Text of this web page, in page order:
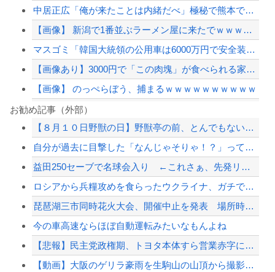
中居正広「俺が来たことは内緒だべ」極秘で熊本でボランティアをしていたｗｗｗｗｗ
【画像】 新潟で1番並ぶラーメン屋に来たでｗｗｗｗｗｗｗｗ
マスゴミ「韓国大統領の公用車は6000万円で安全装備！」「高市の公用車は3000...
【画像あり】3000円で「この肉塊」が食べられる家系ラーメン店ｗｗｗｗｗ
【画像】 のっぺらぼう、捕まるｗｗｗｗｗｗｗｗｗｗ
岐阜県、意外と都会だったwww
小野田大臣、ついに狂う 「大臣名は私が付けたわけじゃない」という理由で大臣名で...
韓国、半導体偏重成長で…下半期の雇用増加見通しは20万人→10万人に半減
【ニュース】 高市政権の消費税減税に反対している９人の自民党議員が全て判明！！！...
【配信者】「金バエ」のSNS更新が1週間途絶え、様々な憶測が飛び交う。1週間ぶり...
【緊急速報】NYで警官が黒人男性の首を絞め、暴動第二波不可避へ
お勧め記事（外部）
【８月１０日野獣の日】野獣亭の前、とんでもないことになるWWWWWWWWWWWW...
自分が過去に目撃した「なんじゃそりゃ！？」って感じの事故の例
益田250セーブで名球会入り ←これさぁ、先発リリーフの両方で活躍して199勝...
ロシアから兵糧攻めを食らったウクライナ、ガチでヤバイことになる
琵琶湖三市同時花火大会、開催中止を発表 場所時刻不明・許可なし・交通整理なし・市...
今の車高速ならほぼ自動運転みたいなもんよね
【悲報】民主党政権期、トヨタ本体すら営業赤字になる「超円高」…中小企業の景況も厳...
【動画】大阪のゲリラ豪雨を生駒山の山頂から撮影したビデオが美しい。